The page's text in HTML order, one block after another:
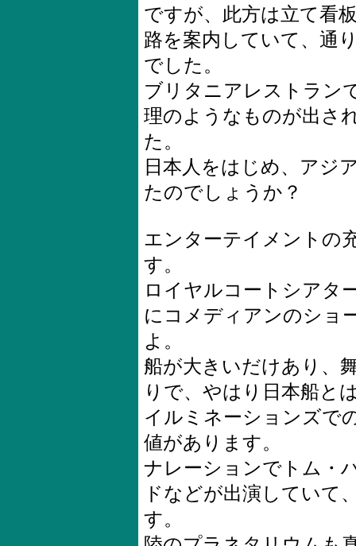
ですが、此方は立て看
路を案内していて、通
でした。
ブリタニアレストラン
理のようなものが出さ
た。
日本人をはじめ、アジ
たのでしょうか？
エンターテイメントの
す。
ロイヤルコートシアタ
にコメディアンのショ
よ。
船が大きいだけあり、
りで、やはり日本船と
イルミネーションズで
値があります。
ナレーションでトム・
ドなどが出演していて
す。